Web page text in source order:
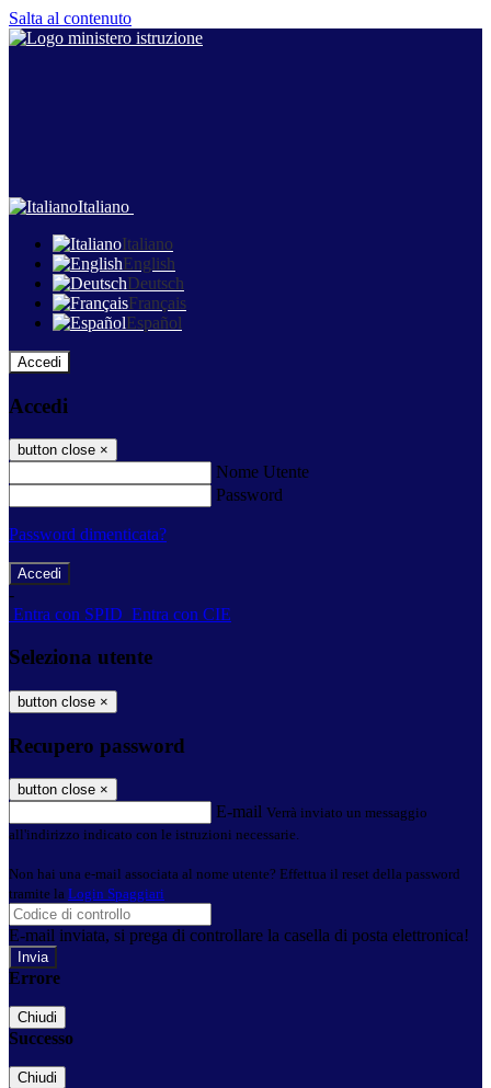
Salta al contenuto
Italiano
Italiano
English
Deutsch
Français
Español
Accedi
Accedi
button close ×
Nome Utente
Password
Password dimenticata?
-
Entra con SPID Entra con CIE
Seleziona utente
button close ×
Recupero password
button close ×
E-mail Verrà inviato un messaggio
all'indirizzo indicato con le istruzioni necessarie.
Non hai una e-mail associata al nome utente? Effettua il reset della password
tramite la Login Spaggiari
E-mail inviata, si prega di controllare la casella di posta elettronica!
Errore
Chiudi
Successo
Chiudi